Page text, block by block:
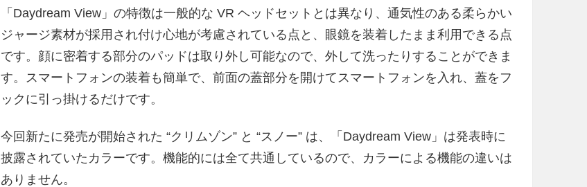
「Daydream View」の特徴は一般的な VR ヘッドセットとは異なり、通気性のある柔らかい
ジャージ素材が採用され付け心地が考慮されている点と、眼鏡を装着したまま利用できる点
です。顔に密着する部分のパッドは取り外し可能なので、外して洗ったりすることができま
す。スマートフォンの装着も簡単で、前面の蓋部分を開けてスマートフォンを入れ、蓋をフ
ックに引っ掛けるだけです。
今回新たに発売が開始された “クリムゾン” と “スノー” は、「Daydream View」は発表時に
披露されていたカラーです。機能的には全て共通しているので、カラーによる機能の違いは
ありません。